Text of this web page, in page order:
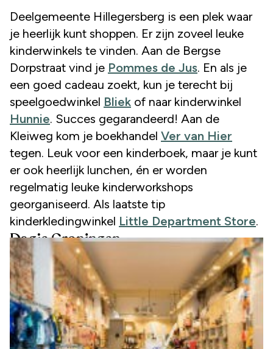
Deelgemeente Hillegersberg is een plek waar
je heerlijk kunt shoppen. Er zijn zoveel leuke
kinderwinkels te vinden. Aan de Bergse
Dorpstraat vind je Pommes de Jus. En als je
een goed cadeau zoekt, kun je terecht bij
speelgoedwinkel Bliek of naar kinderwinkel
Hunnie. Succes gegarandeerd! Aan de
Kleiweg kom je boekhandel Ver van Hier
tegen. Leuk voor een kinderboek, maar je kunt
er ook heerlijk lunchen, én er worden
regelmatig leuke kinderworkshops
georganiseerd. Als laatste tip
kinderkledingwinkel Little Department Store.
Dagje Groningen